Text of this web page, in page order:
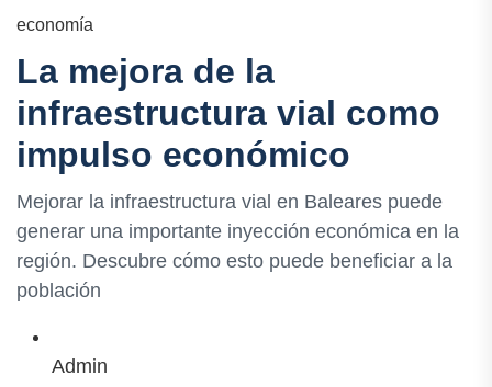
economía
La mejora de la
infraestructura vial como
impulso económico
Mejorar la infraestructura vial en Baleares puede
generar una importante inyección económica en la
región. Descubre cómo esto puede beneficiar a la
población
Admin